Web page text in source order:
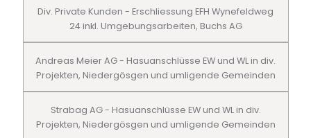
Div. Private Kunden - Erschliessung EFH Wynefeldweg
24 inkl. Umgebungsarbeiten, Buchs AG
Andreas Meier AG - Hasuanschlüsse EW und WL in div.
Projekten, Niedergösgen und umligende Gemeinden
Strabag AG - Hasuanschlüsse EW und WL in div.
Projekten, Niedergösgen und umligende Gemeinden